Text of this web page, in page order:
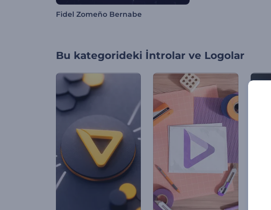
Fidel Zomeño Bernabe
Bu kategorideki İntrolar ve Logolar